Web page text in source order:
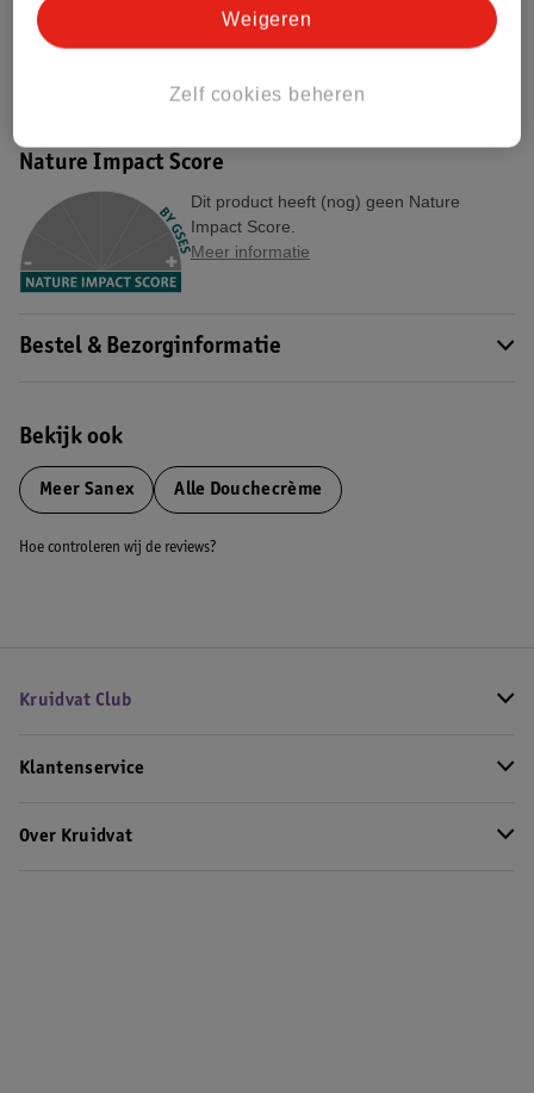
Productinformatie
Etiketinformatie
Nature Impact Score
Dit product heeft (nog) geen Nature
Impact Score.
Meer informatie
Bestel & Bezorginformatie
Bekijk ook
Meer Sanex Alle Douchecrème
Hoe controleren wij de reviews?
Kruidvat Club
Klantenservice
Over Kruidvat
Zelf cookies beheren
Weigeren